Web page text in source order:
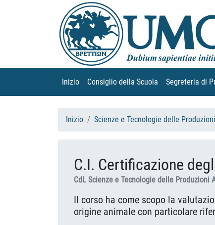
Inizio (current)
Consiglio della Scuola (current)
Segreteria di
Inizio Scienze e Tecnologie delle
C.I. Certificazione
CdL Scienze e Tecnologie delle Produzioni
Il corso ha come scopo la
origine animale con particolare